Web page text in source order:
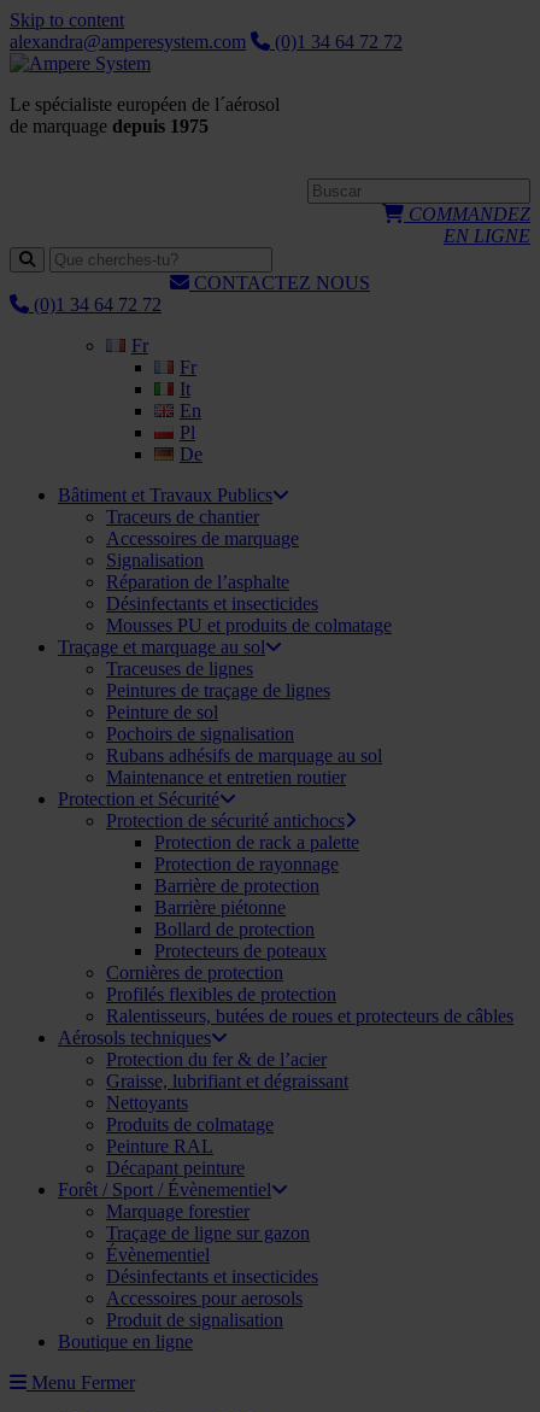
Skip to content
alexandra@amperesystem.com
(0)1 34 64 72 72
Le spécialiste européen de l´aérosol
de marquage depuis 1975
COMMANDEZ
EN LIGNE
CONTACTEZ NOUS
(0)1 34 64 72 72
Fr
Fr
It
En
Pl
De
Bâtiment et Travaux Publics
Traceurs de chantier
Accessoires de marquage
Signalisation
Réparation de l’asphalte
Désinfectants et insecticides
Mousses PU et produits de colmatage
Traçage et marquage au sol
Traceuses de lignes
Peintures de traçage de lignes
Peinture de sol
Pochoirs de signalisation
Rubans adhésifs de marquage au sol
Maintenance et entretien routier
Protection et Sécurité
Protection de sécurité antichocs
Protection de rack a palette
Protection de rayonnage
Barrière de protection
Barrière piétonne
Bollard de protection
Protecteurs de poteaux
Cornières de protection
Profilés flexibles de protection
Ralentisseurs, butées de roues et protecteurs de câbles
Aérosols techniques
Protection du fer & de l’acier
Graisse, lubrifiant et dégraissant
Nettoyants
Produits de colmatage
Peinture RAL
Décapant peinture
Forêt / Sport / Évènementiel
Marquage forestier
Traçage de ligne sur gazon
Évènementiel
Désinfectants et insecticides
Accessoires pour aerosols
Produit de signalisation
Boutique en ligne
Menu Fermer